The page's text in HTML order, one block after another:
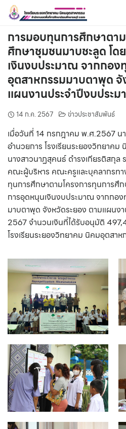
Skip
content
การมอบทุนการศึกษาตา
ศึกษาชุมชนมาบชะลูด โด
เงินงบประมาณ จากกอง
อุตสาหกรรมมาบตาพุด จั
แผนงานประจำปีงบประ
14 ก.ค. 2567 ข่าวประชาสัมพันธ์
เมื่อวันที่ 14 กรกฎาคม พ.ศ.2567
อำนวยการ โรงเรียนระยองวิทยาค
นางสาวนาฏสุคนธ์ ดำรงเกียรติสกุล
คณะผู้บริหาร คณะครูและบุคลากรท
ทุนการศึกษาตามโครงการทุนการศึ
การอุดหนุนเงินงบประมาณ จากกอ
มาบตาพุด จังหวัดระยอง ตามแผนง
2567 จำนวนเงินที่ได้รับอนุมัติ
โรงเรียนระยองวิทยาคม นิคมอุตสาห